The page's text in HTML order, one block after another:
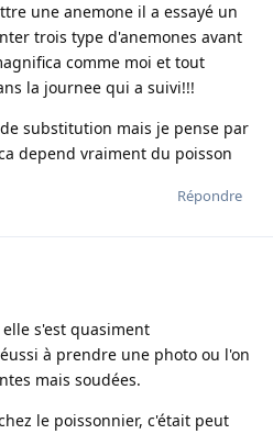
une anemone il a essayé un
trois type d'anemones avant
comme moi et tout
la journee qui a suivi!!!
substitution mais je pense par
depend vraiment du poisson
Répondre
s'est quasiment
à prendre une photo ou l'on
mais soudées.
le poissonnier, c'était peut